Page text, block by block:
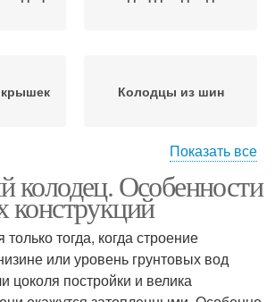
Колодцы из шин
Колодец для септика
Показать все
колодец. Особенности
тогда, когда строение
или уровень грунтовых вод
цоколя постройки и велика